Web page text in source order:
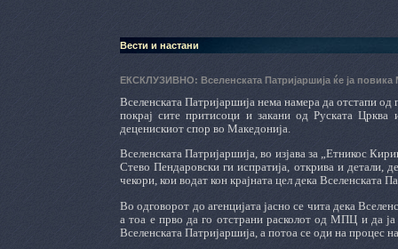
Вести и настани
ЕКСКЛУЗИВНО: Вселенската Патријаршија ќе ја
Вселенската Патријаршија нема намера да отстапи
покрај сите притисоци и закани од Руската
деценискиот спор во Македонија.
Вселенската Патријаршија, во изјава за „Етникос
Стево Пендаровски ги испратија, открива и детали,
чекори, кои водат кон крајната цел дека
Во одговорот до агенцијата јасно се чита дека
а тоа е прво да го отстрани расколот од МПЦ и да
Вселенската Патријаршија, а потоа се оди на процес